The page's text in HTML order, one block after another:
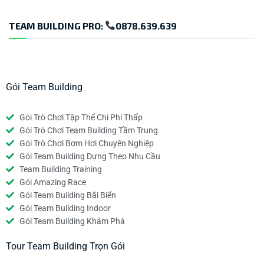
TEAM BUILDING PRO: 0878.639.639
Gói Team Building
Gói Trò Chơi Tập Thể Chi Phí Thấp
Gói Trò Chơi Team Building Tầm Trung
Gói Trò Chơi Bơm Hơi Chuyên Nghiệp
Gói Team Building Dựng Theo Nhu Cầu
Team Building Training
Gói Amazing Race
Gói Team Building Bãi Biển
Gói Team Building Indoor
Gói Team Building Khám Phá
Tour Team Building Trọn Gói